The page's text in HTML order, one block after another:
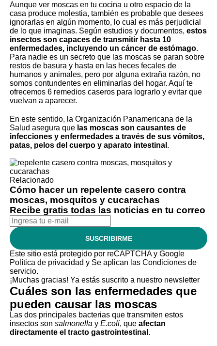
Aunque ver moscas en tu cocina u otro espacio de la
casa produce molestia, también es probable que desees
ignorarlas en algún momento, lo cual es más perjudicial
de lo que imaginas. Según estudios y documentos, estos
insectos son capaces de transmitir hasta 10
enfermedades, incluyendo un cáncer de estómago.
Para nadie es un secreto que las moscas se paran sobre
restos de basura y hasta en las heces fecales de
humanos y animales, pero por alguna extraña razón, no
somos contundentes en eliminarlas del hogar. Aquí te
ofrecemos 6 remedios caseros para lograrlo y evitar que
vuelvan a aparecer.
En este sentido, la Organización Panamericana de la
Salud asegura que las moscas son causantes de
infecciones y enfermedades a través de sus vómitos,
patas, pelos del cuerpo y aparato intestinal .
Relacionado
Cómo hacer un repelente casero contra
moscas, mosquitos y cucarachas
Recibe gratis todas las noticias en tu correo
SUSCRIBIRME
Este sitio está protegido por reCAPTCHA y Google
Política de privacidad y Se aplican las Condiciones de
servicio.
¡Muchas gracias! Ya estás suscrito a nuestro newsletter
Cuáles son las enfermedades que
pueden causar las moscas
Las dos principales bacterias que transmiten estos
insectos son salmonella y E.coli, que afectan
directamente el tracto gastrointestinal .